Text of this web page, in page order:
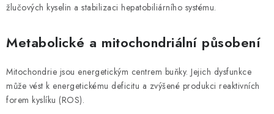
žlučových kyselin a stabilizaci hepatobiliárního systému.
Metabolické a mitochondriální působení
Mitochondrie jsou energetickým centrem buňky. Jejich dysfunkce
může vést k energetickému deficitu a zvýšené produkci reaktivních
forem kyslíku (ROS).